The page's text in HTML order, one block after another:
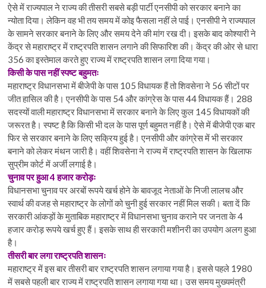
ऐसे में राज्यपाल ने राज्य की तीसरी सबसे बड़ी पार्टी एनसीपी को सरकार बनाने का
न्योता दिया। लेकिन वह भी तय समय में कोइ फैसला नहीं ले पाई। एनसीपी ने राज्यपाल
के सामने सरकार बनाने के लिए और समय देने की मांग रख दी। इसके बाद कोश्यारी ने
केंद्र से महाराष्ट्र में राष्ट्रपति शासन लगाने की सिफारिश की। केंद्र की ओर से धारा
356 का इस्तेमाल करते हुए राज्य में राष्ट्रपति शासन लगा दिया गया।
किसी के पास नहीं स्पष्ट बहुमतः
महाराष्ट्र विधानसभा में बीजेपी के पास 105 विधायक हैं तो शिवसेना ने 56 सीटों पर
जीत हासिल की है। एनसीपी के पास 54 और कांग्रेस के पास 44 विधायक हैं। 288
सदस्यों वाली महाराष्ट्र विधानसभा में सरकार बनाने के लिए कुल 145 विधायकों की
जरूरत है। स्पष्ट है कि किसी भी दल के पास पूर्ण बहुमत नहीं है। ऐसे में बीजेपी एक बार
फिर से सरकार बनाने के लिए सक्रिय हुई है। एनसीपी और कांग्रेस में भी सरकार
बनाने को लेकर मंथन जारी है। वहीं शिवसेना ने राज्य में राष्ट्रपति शासन के खिलाफ
सुप्रीम कोर्ट में अर्जी लगाई है।
चुनाव पर हुआ 4 हजार करोड़ः
विधानसभा चुनाव पर अरबों रूपये खर्च होने के बावजूद नेताओं के निजी लालच और
स्वार्थ की वजह से महाराष्ट्र के लोगों को चुनी हुई सरकार नहीं मिल सकी। बता दें कि
सरकारी आंकड़ों के मुताबिक महाराष्ट्र में विधानसभा चुनाव कराने पर जनता के 4
हजार करोड़ रूपये खर्च हुए हैं। इसके साथ ही सरकारी मशीनरी का उपयोग अलग हुआ
है।
तीसरी बार लगा राष्ट्रपति शासनः
महाराष्ट्र में इस बार तीसरी बार राष्ट्रपति शासन लगाया गया है। इससे पहले 1980
में सबसे पहली बार राज्य में राष्ट्रपति शासन लगाया गया था। उस समय मुख्यमंत्री